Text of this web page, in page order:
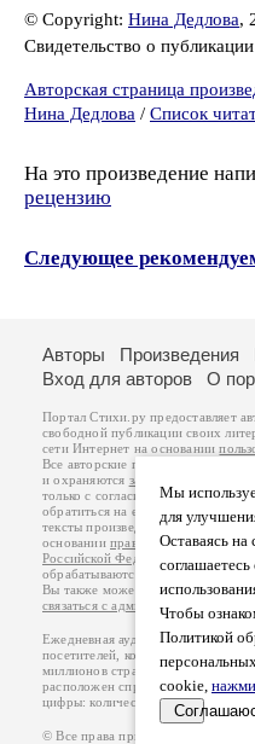
© Copyright: Нина Дедлова,
Свидетельство о
Авторская страница
Нина Дедлова / Список
На это произведение
рецензию
Следующее
Мы
для
Оставаясь на
Чтобы
Политикой
cookie,
Авторы Произведения
Вход для авторов
О
Портал Стихи.ру предоставляет
свободной публикации своих
сети Интернет на основании
Все авторские права на
и охраняются законом
.
только с согласия его автора, к
обратиться на его авторской
тексты произведений авторы несут
основанииправил публикациии
Российской Федерации
обрабатываются на основании
Вы также можете посмотреть
связаться с администрацией
Ежедневная аудитория портала
посетителей, которые в общей
миллионов страниц по данным
расположен справа от этого
цифры: количество просмотров и
© Все права принадлежат